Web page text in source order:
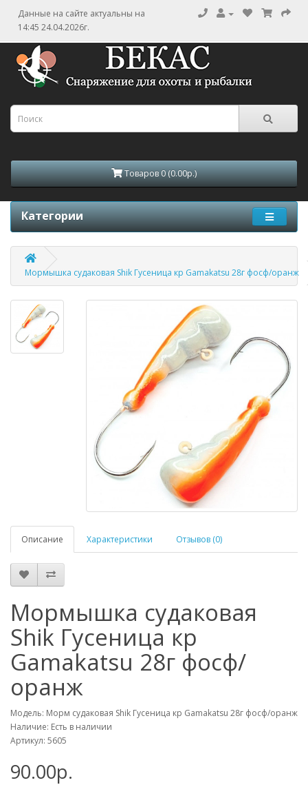
Данные на сайте актуальны на
14:45 24.04.2026г.
Товаров 0 (0.00р.)
Категории
Мормышка судаковая Shik Гусеница кр Gamakatsu 28г фосф/оранж
Описание Характеристики Отзывов (0)
Мормышка судаковая
Shik Гусеница кр
Gamakatsu 28г фосф/
оранж
Модель: Морм судаковая Shik Гусеница кр Gamakatsu 28г фосф/оранж
Наличие: Есть в наличии
Артикул: 5605
90.00р.